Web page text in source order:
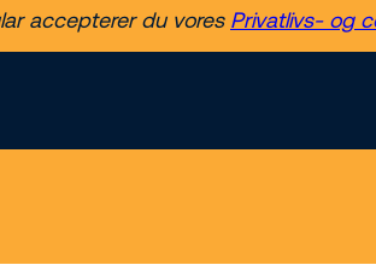
accepterer du vores Privatlivs- og